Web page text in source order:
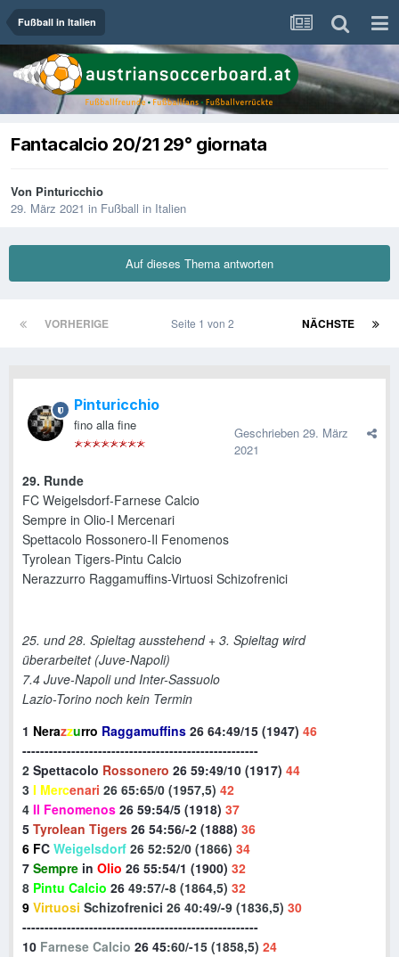
Fußball in Italien
Fantacalcio 20/21 29° giornata
Von Pinturicchio
29. März 2021 in Fußball in Italien
Auf dieses Thema antworten
VORHERIGE NÄCHSTE
Seite 1 von 2
Pinturicchio
fino alla fine Geschrieben 29. März
2021
29. Runde
FC Weigelsdorf-Farnese Calcio
Sempre in Olio-I Mercenari
Spettacolo Rossonero-Il Fenomenos
Tyrolean Tigers-Pintu Calcio
Nerazzurro Raggamuffins-Virtuosi Schizofrenici
25. und 28. Spieltag ausstehend + 3. Spieltag wird
überarbeitet (Juve-Napoli)
7.4 Juve-Napoli und Inter-Sassuolo
Lazio-Torino noch kein Termin
1 Nerazzurro Raggamuffins 26 64:49/15 (1947) 46
-----------------------------------------------------
2 Spettacolo Rossonero 26 59:49/10 (1917) 44
3 I Mercenari 26 65:65/0 (1957,5) 42
4 Il Fenomenos 26 59:54/5 (1918) 37
5 Tyrolean Tigers 26 54:56/-2 (1888) 36
6 FC Weigelsdorf 26 52:52/0 (1866) 34
7 Sempre in Olio 26 55:54/1 (1900) 32
8 Pintu Calcio 26 49:57/-8 (1864,5) 32
9 Virtuosi Schizofrenici 26 40:49/-9 (1836,5) 30
-----------------------------------------------------
10 Farnese Calcio 26 45:60/-15 (1858,5) 24